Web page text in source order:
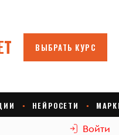
Войти